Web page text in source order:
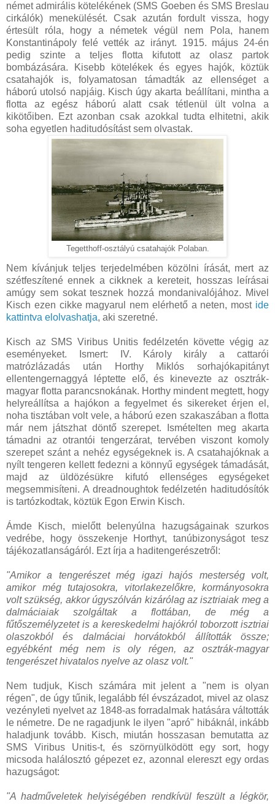
német admirális kötelékének (SMS Goeben és SMS Breslau
cirkálók) menekülését. Csak azután fordult vissza, hogy
értesült róla, hogy a németek végül nem Pola, hanem
Konstantinápoly felé vették az irányt. 1915. május 24-én
pedig szinte a teljes flotta kifutott az olasz partok
bombázására. Kisebb kötelékek és egyes hajók, köztük
csatahajók is, folyamatosan támadták az ellenséget a
háború utolsó napjáig. Kisch úgy akarta beállítani, mintha a
flotta az egész háború alatt csak tétlenül ült volna a
kikötőiben. Ezt azonban csak azokkal tudta elhitetni, akik
soha egyetlen haditudósítást sem olvastak.
Tegetthoff-osztályú csatahajók Polaban.
Nem kívánjuk teljes terjedelmében közölni írását, mert az
szétfeszítené ennek a cikknek a kereteit, hosszas leírásai
amúgy sem sokat tesznek hozzá mondanivalójához. Mivel
Kisch ezen cikke magyarul nem elérhető a neten, most ide
kattintva elolvashatja, aki szeretné.
Kisch az SMS Viribus Unitis fedélzetén követte végig az
eseményeket. Ismert: IV. Károly király a cattarói
matrózlázadás után Horthy Miklós sorhajókapitányt
ellentengernaggyá léptette elő, és kinevezte az osztrák-
magyar flotta parancsnokának. Horthy mindent megtett, hogy
helyreállítsa a hajókon a fegyelmet és sikereket érjen el,
noha tisztában volt vele, a háború ezen szakaszában a flotta
már nem játszhat döntő szerepet. Ismételten meg akarta
támadni az otrantói tengerzárat, tervében viszont komoly
szerepet szánt a nehéz egységeknek is. A csatahajóknak a
nyílt tengeren kellett fedezni a könnyű egységek támadását,
majd az üldözésükre kifutó ellenséges egységeket
megsemmisíteni. A dreadnoughtok fedélzetén haditudósítók
is tartózkodtak, köztük Egon Erwin Kisch.
Ámde Kisch, mielőtt belenyúlna hazugságainak szurkos
vedrébe, hogy összekenje Horthyt, tanúbizonyságot tesz
tájékozatlanságáról. Ezt írja a haditengerészetről:
"Amikor a tengerészet még igazi hajós mesterség volt,
amikor még tutajosokra, vitorlakezelőkre, kormányosokra
volt szükség, akkor úgyszólván kizárólag az isztriaiak meg a
dalmáciaiak szolgáltak a flottában, de még a
fűtőszemélyzetet is a kereskedelmi hajókról toborzott isztriai
olaszokból és dalmáciai horvátokból állították össze;
egyébként még nem is oly régen, az osztrák-magyar
tengerészet hivatalos nyelve az olasz volt."
Nem tudjuk, Kisch számára mit jelent a "nem is olyan
régen", de úgy tűnik, legalább fél évszázadot, mivel az olasz
vezényleti nyelvet az 1848-as forradalmak hatására váltották
le németre. De ne ragadjunk le ilyen "apró" hibáknál, inkább
haladjunk tovább. Kisch, miután hosszasan bemutatta az
SMS Viribus Unitis-t, és szörnyülködött egy sort, hogy
micsoda halálosztó gépezet ez, azonnal elereszt egy ordas
hazugságot:
"A hadműveletek helyiségében rendkívül feszült a légkör,